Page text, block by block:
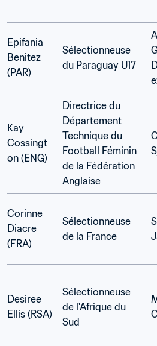
Epifania
Benitez
(PAR)
Sélectionneuse
du Paraguay U17
Kay
Cossingt
on (ENG)
Directrice du
Département
Technique du
Football Féminin
de la Fédération
Anglaise
Corinne
Diacre
(FRA)
Sélectionneuse
de la France
Desiree
Ellis (RSA)
Sélectionneuse
de l'Afrique du
Sud